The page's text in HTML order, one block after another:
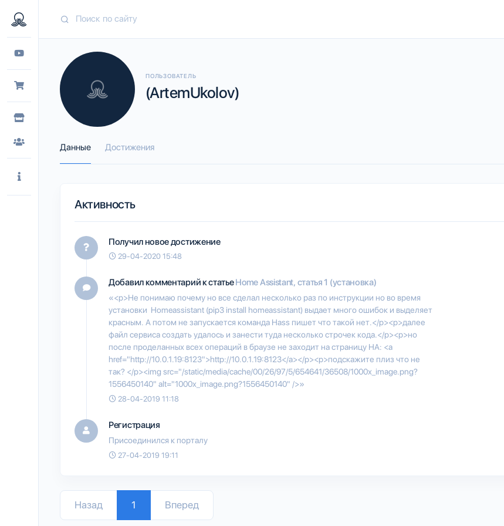
ПОЛЬЗОВАТЕЛЬ
(ArtemUkolov)
Данные Достижения
Активность
Получил новое достижение
29-04-2020 15:48
Добавил комментарий к статьеHome Assistant, статья 1 (установка)
«<p>Не понимаю почему но все сделал несколько раз по инструкции но во время
установки Homeassistant (pip3 install homeassistant) выдает много ошибок и выделяет
красным. А потом не запускается команда Hass пишет что такой нет.</p><p>далее
файл сервиса создать удалось и занести туда несколько строчек кода.</p><p>но
после проделанных всех операций в браузе не заходит на страницу HA: <a
href="http://10.0.1.19:8123">http://10.0.1.19:8123</a></p><p>подскажите плиз что не
так? </p><img src="/static/media/cache/00/26/97/5/654641/36508/1000x_image.png?
1556450140" alt="1000x_image.png?1556450140" />»
28-04-2019 11:18
Регистрация
Присоединился к порталу
27-04-2019 19:11
Назад 1 Вперед